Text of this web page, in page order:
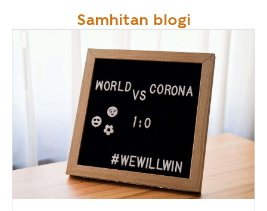
Samhitan blogi